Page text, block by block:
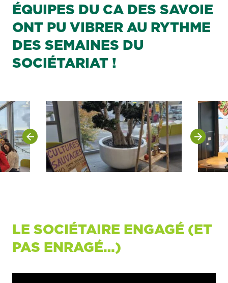
ÉQUIPES DU CA DES SAVOIE
ONT PU VIBRER AU RYTHME
DES SEMAINES DU
SOCIÉTARIAT !
LE SOCIÉTAIRE ENGAGÉ (ET
PAS ENRAGÉ…)